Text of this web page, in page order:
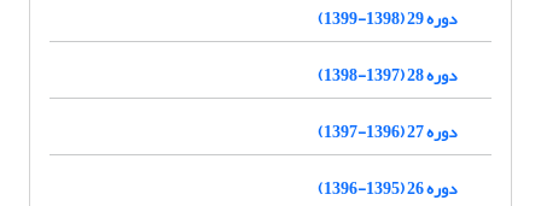
دوره 29 (1398-1399)
دوره 28 (1397-1398)
دوره 27 (1396-1397)
دوره 26 (1395-1396)